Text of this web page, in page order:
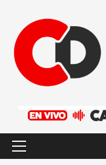
contenido
Menú